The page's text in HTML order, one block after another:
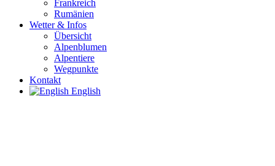
Frankreich
Rumänien
Wetter & Infos
Übersicht
Alpenblumen
Alpentiere
Wegpunkte
Kontakt
English